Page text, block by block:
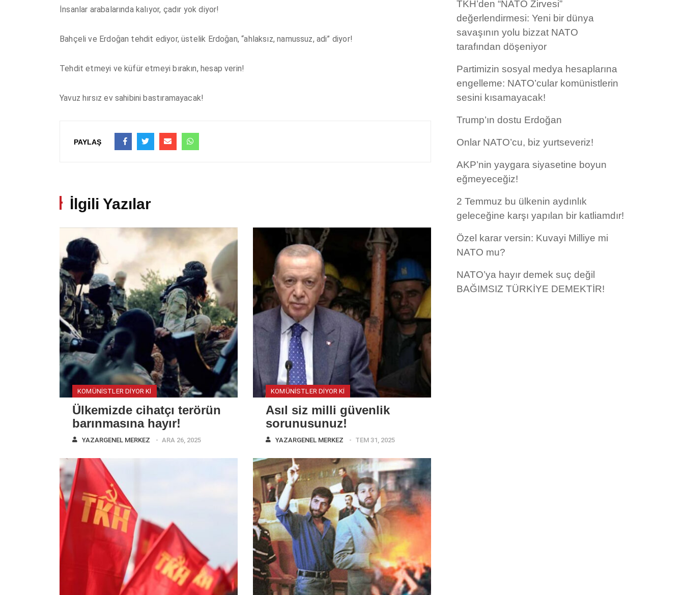
İnsanlar arabalarında kalıyor, çadır yok diyor!
Bahçeli ve Erdoğan tehdit ediyor, üstelik Erdoğan, “ahlaksız, namussuz, adi” diyor!
Tehdit etmeyi ve küfür etmeyi bırakın, hesap verin!
Yavuz hırsız ev sahibini bastıramayacak!
PAYLAŞ
İlgili Yazılar
KOMÜNISTLER DIYOR KI
Ülkemizde cihatçı terörün
barınmasına hayır!
YAZARGENEL MERKEZ ARA 26, 2025
KOMÜNISTLER DIYOR KI
Asıl siz milli güvenlik
sorunusunuz!
YAZARGENEL MERKEZ TEM 31, 2025
TKH’den “NATO Zirvesi”
değerlendirmesi: Yeni bir dünya
savaşının yolu bizzat NATO
tarafından döşeniyor
Partimizin sosyal medya hesaplarına
engelleme: NATO’cular komünistlerin
sesini kısamayacak!
Trump’ın dostu Erdoğan
Onlar NATO’cu, biz yurtseveriz!
AKP’nin yaygara siyasetine boyun
eğmeyeceğiz!
2 Temmuz bu ülkenin aydınlık
geleceğine karşı yapılan bir katliamdır!
Özel karar versin: Kuvayi Milliye mi
NATO mu?
NATO’ya hayır demek suç değil
BAĞIMSIZ TÜRKİYE DEMEKTİR!